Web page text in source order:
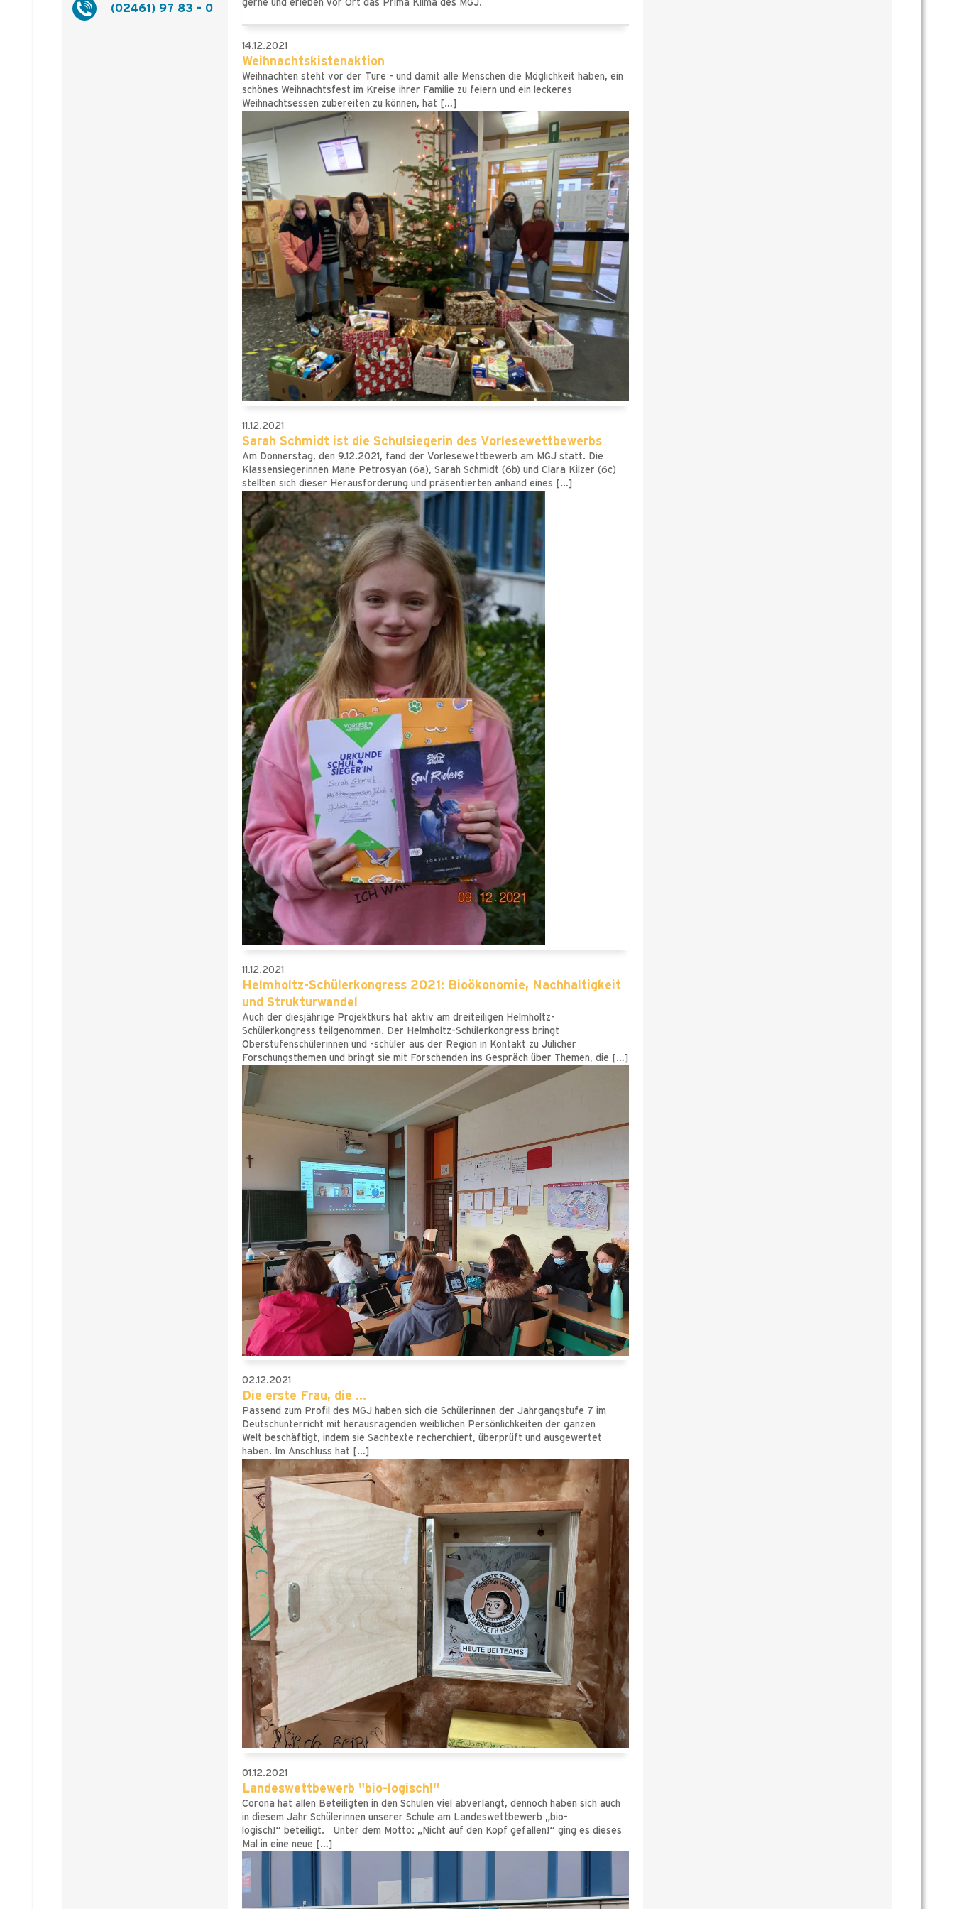
(02461) 97 83 - 0
gerne und erleben vor Ort das Prima Klima des MGJ.
14.12.2021
Weihnachtskistenaktion
Weihnachten steht vor der Türe - und damit alle Menschen die Möglichkeit haben, ein
schönes Weihnachtsfest im Kreise ihrer Familie zu feiern und ein leckeres
Weihnachtsessen zubereiten zu können, hat […]
11.12.2021
Sarah Schmidt ist die Schulsiegerin des Vorlesewettbewerbs
Am Donnerstag, den 9.12.2021, fand der Vorlesewettbewerb am MGJ statt. Die
Klassensiegerinnen Mane Petrosyan (6a), Sarah Schmidt (6b) und Clara Kilzer (6c)
stellten sich dieser Herausforderung und präsentierten anhand eines […]
11.12.2021
Helmholtz-Schülerkongress 2021: Bioökonomie, Nachhaltigkeit
und Strukturwandel
Auch der diesjährige Projektkurs hat aktiv am dreiteiligen Helmholtz-
Schülerkongress teilgenommen. Der Helmholtz-Schülerkongress bringt
Oberstufenschülerinnen und -schüler aus der Region in Kontakt zu Jülicher
Forschungsthemen und bringt sie mit Forschenden ins Gespräch über Themen, die […]
02.12.2021
Die erste Frau, die ...
Passend zum Profil des MGJ haben sich die Schülerinnen der Jahrgangstufe 7 im
Deutschunterricht mit herausragenden weiblichen Persönlichkeiten der ganzen
Welt beschäftigt, indem sie Sachtexte recherchiert, überprüft und ausgewertet
haben. Im Anschluss hat […]
01.12.2021
Landeswettbewerb "bio-logisch!"
Corona hat allen Beteiligten in den Schulen viel abverlangt, dennoch haben sich auch
in diesem Jahr Schülerinnen unserer Schule am Landeswettbewerb „bio-
logisch!“ beteiligt. Unter dem Motto: „Nicht auf den Kopf gefallen!“ ging es dieses
Mal in eine neue […]